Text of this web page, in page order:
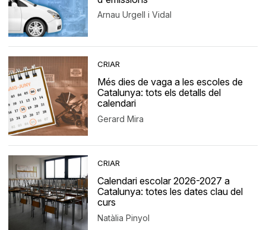
Arnau Urgell i Vidal
CRIAR
Més dies de vaga a les escoles de
Catalunya: tots els detalls del
calendari
Gerard Mira
CRIAR
Calendari escolar 2026-2027 a
Catalunya: totes les dates clau del
curs
Natàlia Pinyol